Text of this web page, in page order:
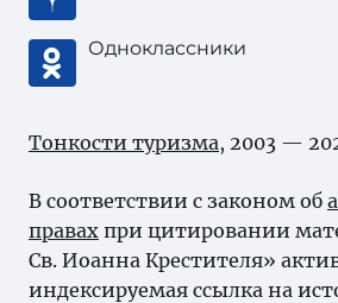
Одноклассники
Тонкости туризма, 2003 —
В соответствии с законом об
правах при цитировании
Св. Иоанна Крестителя»
индексируемая ссылка на